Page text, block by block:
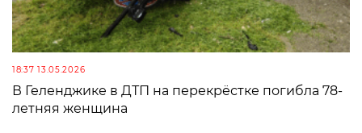
18:37 13.05.2026
В Геленджике в ДТП на перекрёстке погибла 78-
летняя женщина